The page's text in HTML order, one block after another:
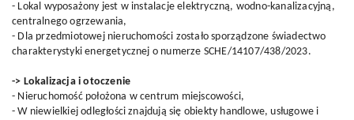
- Lokal wyposażony jest w instalacje elektryczną, wodno-kanalizacyjną,
centralnego ogrzewania,
- Dla przedmiotowej nieruchomości zostało sporządzone świadectwo
charakterystyki energetycznej o numerze SCHE/14107/438/2023.
-> Lokalizacja i otoczenie
- Nieruchomość położona w centrum miejscowości,
- W niewielkiej odległości znajdują się obiekty handlowe, usługowe i